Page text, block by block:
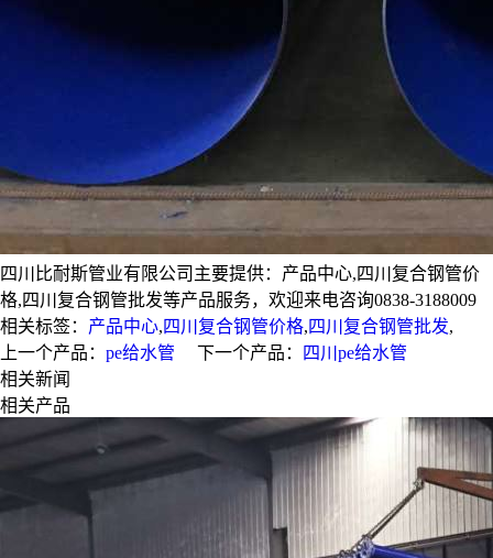
四川比耐斯管业有限公司主要提供：产品中心,四川复合钢管价
格,四川复合钢管批发等产品服务，欢迎来电咨询0838-3188009
相关标签： 产品中心,四川复合钢管价格,四川复合钢管批发,
上一个产品： pe给水管 下一个产品：
四川pe给水管
相关新闻
相关产品